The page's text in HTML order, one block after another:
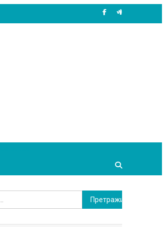
Претрага
за: